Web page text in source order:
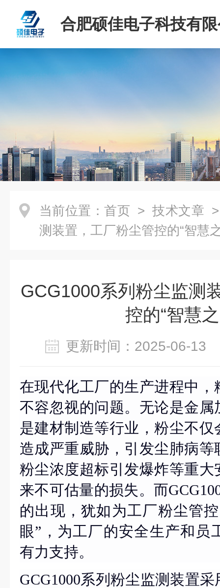
合肥硕佳电子科技有
当前位置： 首页 > 技术文章
测装置，工厂粉尘管控的“智慧
GCG1000系列粉尘监测
控的“智慧
更新时间：2025-06-
在现代化工厂的生产进程中
不容忽视的问题。无论是金
是建材制造等行业，粉尘不
造成严重威胁，引发尘肺病
粉尘浓度超标引发爆炸等重
来不可估量的损失。而
的出现，犹如为工厂粉尘管
眼”，为工厂的安全生产和员
有力支持。
GCG1000系列粉尘监测装置